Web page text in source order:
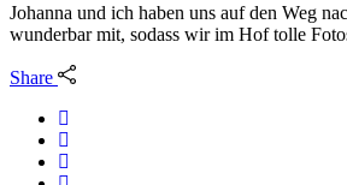
Johanna und ich haben uns auf den Weg
wunderbar mit, sodass wir im Hof tolle
Share